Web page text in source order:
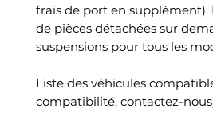
frais de port en
de pièces détachées sur
suspensions pour tous les
Liste des véhicules
compatibilité, contactez-